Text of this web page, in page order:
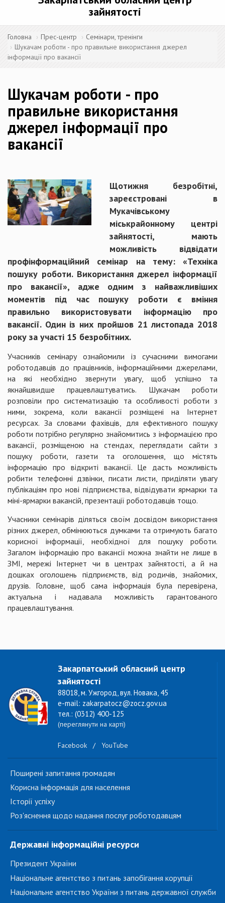
зайнятості
Головна Прес-центр
Семінари, тренінги
Шукачам роботи - про правильне використання джерел
інформації про вакансії
Шукачам роботи - про
правильне використання
джерел інформації про
вакансії
Щотижня безробітні,
зареєстровані в
Мукачівському
міськрайонному центрі
зайнятості, мають
можливість відвідати
профінформаційний семінар на тему: «Техніка
пошуку роботи. Використання джерел інформації
про вакансії», адже одним з найважливіших
моментів під час пошуку роботи є вміння
правильно використовувати інформацію про
вакансії. Один із них пройшов 21 листопада 2018
року за участі 15 безробітних.
Учасників семінару ознайомили із сучасними вимогами
роботодавців до працівників, інформаційними джерелами,
на які необхідно звернути увагу, щоб успішно та
якнайшвидше працевлаштуватись. Шукачам роботи
розповіли про систематизацію та особливості роботи з
ними, зокрема, коли вакансії розміщені на Інтернет
ресурсах. За словами фахівців, для ефективного пошуку
роботи потрібно регулярно знайомитись з інформацією про
вакансії, розміщеною на стендах, переглядати сайти з
пошуку роботи, газети та оголошення, що містять
інформацію про відкриті вакансії. Це дасть можливість
робити телефонні дзвінки, писати листи, приділяти увагу
публікаціям про нові підприємства, відвідувати ярмарки та
міні-ярмарки вакансій, презентації роботодавців тощо.
Учасники семінарів діляться своїм досвідом використання
різних джерел, обмінюються думками та отримують багато
корисної інформації, необхідної для пошуку роботи.
Загалом інформацію про вакансії можна знайти не лише в
ЗМІ, мережі Інтернет чи в центрах зайнятості, а й на
дошках оголошень підприємств, від родичів, знайомих,
друзів. Головне, щоб сама інформація була перевірена,
актуальна і надавала можливість гарантованого
працевлаштування.
Закарпатський обласний центр
зайнятості
88018, м. Ужгород, вул. Новака, 45
e-mail: zakarpatocz@zocz.gov.ua
тел.: (0312) 400-125
(переглянути на карті)
Facebook / YouTube
Поширені запитання громадян
Корисна інформація для населення
Історії успіху
Роз'яснення щодо надання послуг роботодавцям
Державні інформаційні ресурси
Президент України
Національне агентство з питань запобігання корупції
Національне агентство України з питань державної служби